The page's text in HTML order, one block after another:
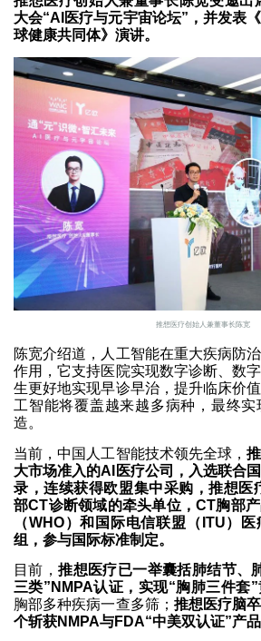
大会“AI医疗与元宇宙论坛”，并发表
球健康共同体》演讲。
推想医疗创始人兼董事长陈宽
陈宽介绍道，人工智能在重大疾病防
作用，它支持医院实现数字诊断、数
生更好地实现早诊早治，提升临床价
工智能将覆盖越来越多病种，最终
造。
当前，中国人工智能技术领先全球，
大市场准入的AI医疗公司，入选联合
录，连续获得欧盟集中采购，推想医
部CT诊断领域的牵头单位，CT胸部
（WHO）和国际电信联盟（ITU）
组，参与国际标准制定。
目前，推想医疗已一举囊括肺结节、
三类”NMPA认证，实现“胸肺三件套”
胸部多种疾病一查多筛； 推想医疗脑
个斩获NMPA与FDA“中美双认证”产品